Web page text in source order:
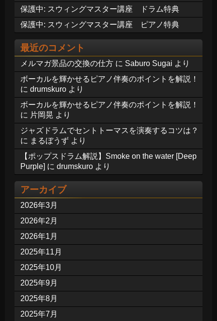
保護中: スウィングマスター講座 ドラム特典
保護中: スウィングマスター講座 ピアノ特典
最近のコメント
メルマガ景品の交換の仕方 に Saburo Sugai より
ボーカルを輝かせるピアノ伴奏のポイントを解説！
に drumskuro より
ボーカルを輝かせるピアノ伴奏のポイントを解説！
に 片岡晃 より
ジャズドラムでセントトーマスを演奏するコツは？
に まるぼうず より
【ポップスドラム解説】Smoke on the water [Deep
Purple] に drumskuro より
アーカイブ
2026年3月
2026年2月
2026年1月
2025年11月
2025年10月
2025年9月
2025年8月
2025年7月